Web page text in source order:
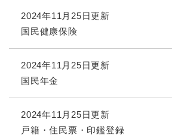
2024年11月25日更新
国民健康保険
2024年11月25日更新
国民年金
2024年11月25日更新
戸籍・住民票・印鑑登録